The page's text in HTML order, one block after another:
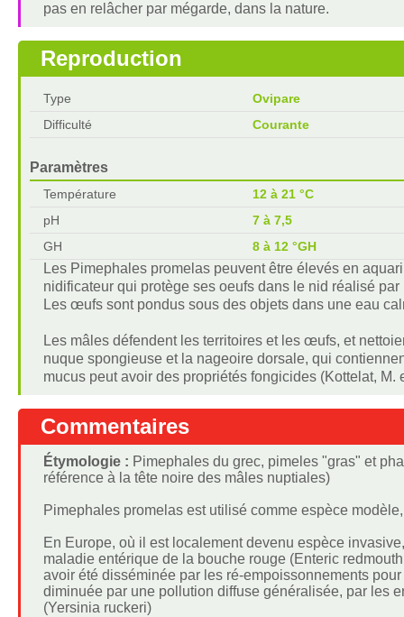
pas en relâcher par mégarde, dans la nature.
Reproduction
Type
Ovipare
Difficulté
Courante
Paramètres
Température
12 à 21 °C
pH
7 à 7,5
GH
8 à 12 °GH
Les Pimephales promelas peuvent être élevés en
nidificateur qui protège ses oeufs dans le nid réalisé par
Les œufs sont pondus sous des objets dans une eau
Les mâles défendent les territoires et les œufs, et
nuque spongieuse et la nageoire dorsale, qui
mucus peut avoir des propriétés fongicides (Kottelat, M.
Commentaires
Étymologie : Pimephales du grec, pimeles "gras" et
référence à la tête noire des mâles nuptiales)
Pimephales promelas est utilisé comme espèce
En Europe, où il est localement devenu espèce
maladie entérique de la bouche rouge (Enteric
avoir été disséminée par les ré-empoissonnements
diminuée par une pollution diffuse généralisée, par les
(Yersinia ruckeri)